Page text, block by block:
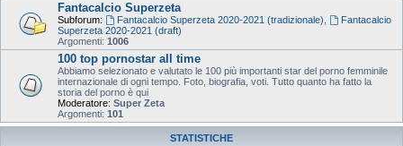
Fantacalcio Superzeta
Subforum: Fantacalcio Superzeta 2020-2021 (tradizionale)
Fantacalcio
Superzeta 2020-2021 (draft)
Argomenti: 1006
100 top pornostar all time
Abbiamo selezionato e valutato le 100 più importanti star del porno femminile
internazionale di ogni tempo. Foto, biografia, voti. Tutto quanto ha fatto la
storia del porno è qui
Moderatore: Super Zeta
Argomenti: 101
STATISTICHE